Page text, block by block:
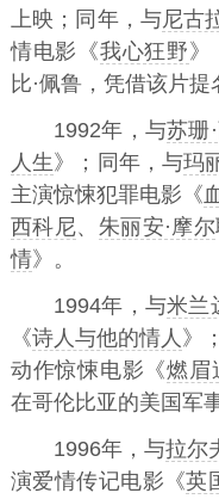
上映；同年，与尼古
情电影《我心狂野》
比·佩鲁，凭借该片
1992年，与苏珊
人生》；同年，与玛
主演惊悚犯罪电影《
西科尼、 朱丽安·摩尔
情》。
1994年，与米兰
《诗人与他的情人 》
动作惊悚电影《燃眉
在哥伦比亚的美国军
1996年，与拉尔
演爱情传记电影《英